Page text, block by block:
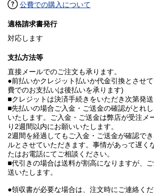
公費での購入について
適格請求書発行
対応します
支払方法等
直接メールでのご注文も承ります。
●前払いかクレジット払いか代金引換とさせ
費でのお支払いは後払いを承ります)
■クレジットは決済手続きをいただき次第発送
■先払いの場合ご入金・ご送金の確認がとれ
いたします。ご入金・ご送金は弊店が受注メ
り2週間以内にお願いいたします。
2週間を経過してもご入金・ご送金が確認で
ルとさせていただきます。事情があって遅く
たはお電話にてご相談ください。
■代引きの場合は送料が割高になりますが、
送いたします。
●領収書が必要な場合は、注文時にご連絡くだ